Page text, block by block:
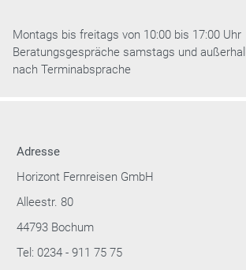
Montags bis freitags von 10:00 bis 17:00 Uhr
Beratungsgespräche samstags und
nach Terminabsprache
Adresse
Horizont Fernreisen GmbH
Alleestr. 80
44793 Bochum
Tel: 0234 - 911 75 75